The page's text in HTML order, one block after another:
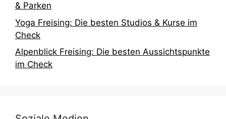
& Parken
Yoga Freising: Die besten Studios & Kurse im
Check
Alpenblick Freising: Die besten Aussichtspunkte
im Check